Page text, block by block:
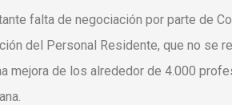
falta de negociación por parte de
del Personal Residente, que no se
mejora de los alrededor de 4.000